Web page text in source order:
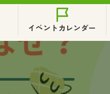
イベントカレンダー